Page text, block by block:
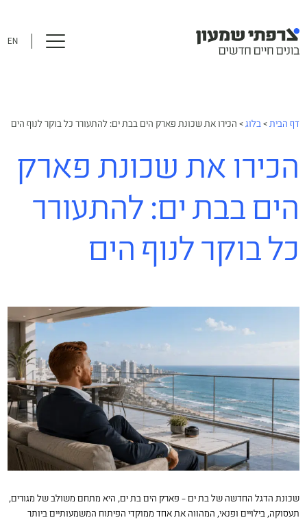
EN
דף הבית > בלוג > הכירו את שכונת פארק הים בבת ים: להתעורר כל בוקר לנוף הים
הכירו את שכונת פארק
הים בבת ים: להתעורר
כל בוקר לנוף הים
שכונת הדגל החדשה של בת ים – פארק הים בת ים, היא מתחם משולב של מגורים,
תעסוקה, בילויים ופנאי, המהווה את אחד ממוקדי הפיתוח המשמעותיים ביותר